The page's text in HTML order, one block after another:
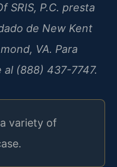
SRIS, P.C. presta
de New Kent
VA. Para
al (888) 437-7747.
variety of